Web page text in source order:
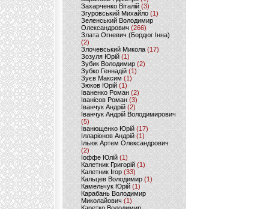
Захарченко Віталій (3)
Згуровський Михайло (1)
Зеленський Володимир
Олександрович (266)
Злата Огневич (Бордюг Інна)
(2)
Злочевський Микола(17)
Зозуля Юрій (1)
Зубик Володимир (2)
Зубко Геннадій (1)
Зуєв Максим(1)
Зюков Юрій (1)
Іваненко Роман (2)
Іванісов Роман (3)
Іванчук Андрій(2)
Іванчук Андрій Володимирович
(5)
Іванющенко Юрій (17)
Ілларіонов Андрій (1)
Ільюк Артем Олександрович
(2)
Іоффе Юлій (1)
Калетник Григорій(1)
Калетник Ігор (33)
Кальцев Володимир(1)
Камельчук Юрій (1)
Карабань Володимир
Миколайович (1)